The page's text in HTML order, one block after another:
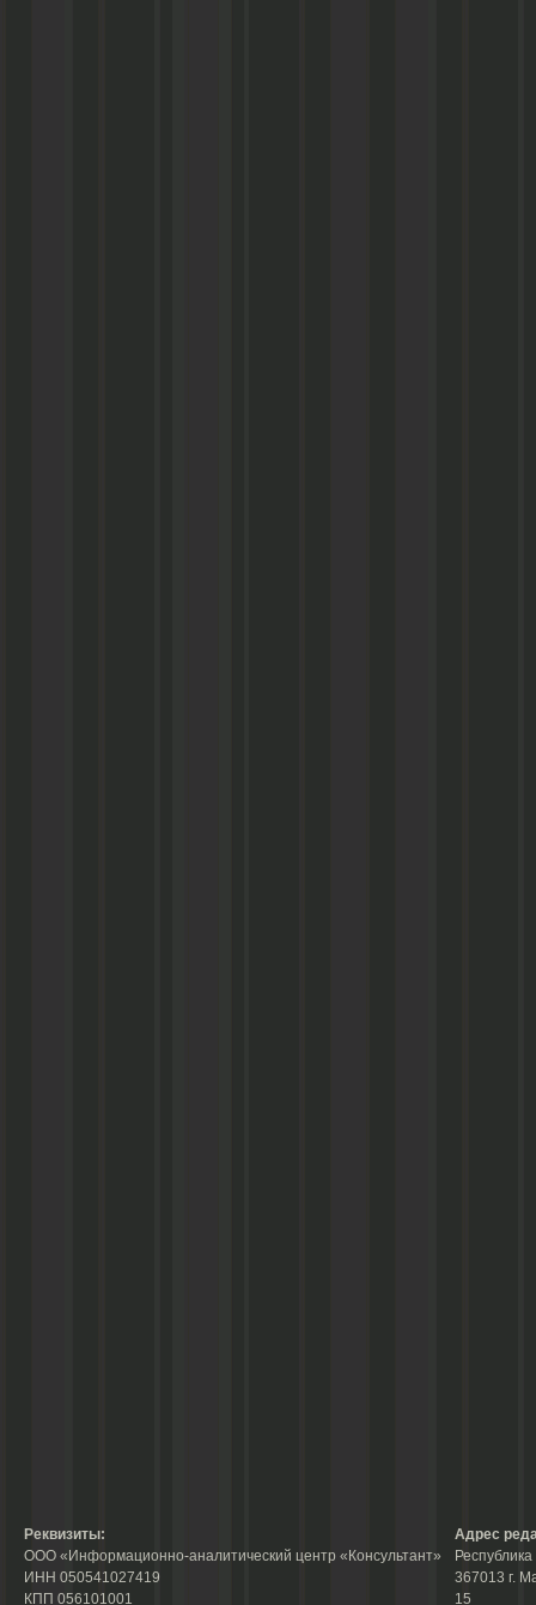
Реквизиты:
ООО «Информационно-аналитический центр «Консультант»
ИНН 050541027419
КПП 056101001
Адрес
367013 г.
15